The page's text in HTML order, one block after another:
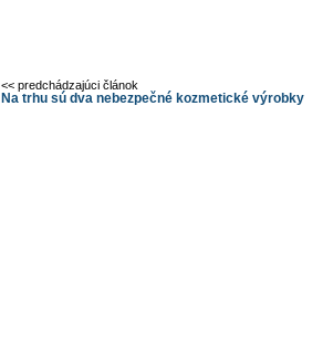
<< predchádzajúci článok
Na trhu sú dva nebezpečné kozmetické výrobky